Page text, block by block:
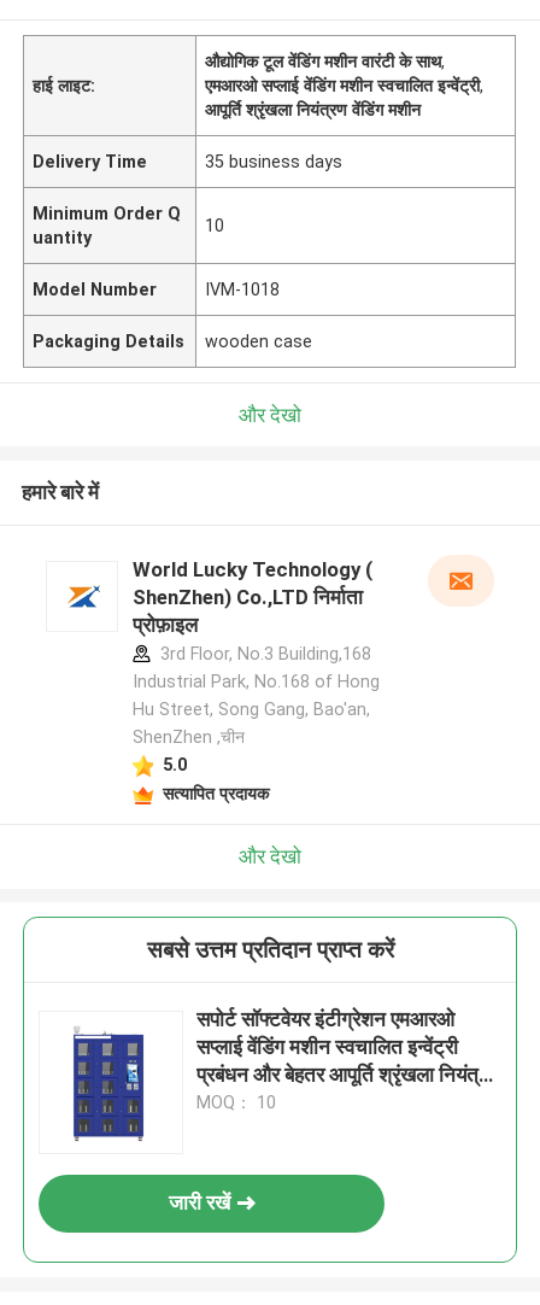
हाई लाइट:
औद्योगिक टूल वेंडिंग मशीन वारंटी के साथ,
एमआरओ सप्लाई वेंडिंग मशीन स्वचालित इन्वेंट्री,
आपूर्ति श्रृंखला नियंत्रण वेंडिंग मशीन
Delivery Time 35 business days
Minimum Order Q
uantity
10
Model Number IVM-1018
Packaging Details wooden case
और देखो
हमारे बारे में
World Lucky Technology (
ShenZhen) Co.,LTD निर्माता
प्रोफ़ाइल
3rd Floor, No.3 Building,168
Industrial Park, No.168 of Hong
Hu Street, Song Gang, Bao'an,
ShenZhen ,चीन
5.0
सत्यापित प्रदायक
और देखो
सबसे उत्तम प्रतिदान प्राप्त करें
सपोर्ट सॉफ्टवेयर इंटीग्रेशन एमआरओ
सप्लाई वेंडिंग मशीन स्वचालित इन्वेंट्री
प्रबंधन और बेहतर आपूर्ति श्रृंखला नियंत्रण
प्रदान करती है
MOQ： 10
जारी रखें